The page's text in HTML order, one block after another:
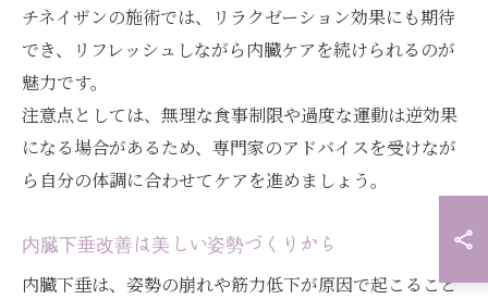
チネイザンの施術では、リラクゼーション効果にも期待
でき、リフレッシュしながら内臓ケアを続けられるのが
魅力です。
注意点としては、無理な食事制限や過度な運動は逆効果
になる場合があるため、専門家のアドバイスを受けなが
ら自分の体調に合わせてケアを進めましょう。
内臓下垂改善は美しい姿勢づくりから
内臓下垂は、姿勢の崩れや筋力低下が原因で起こること